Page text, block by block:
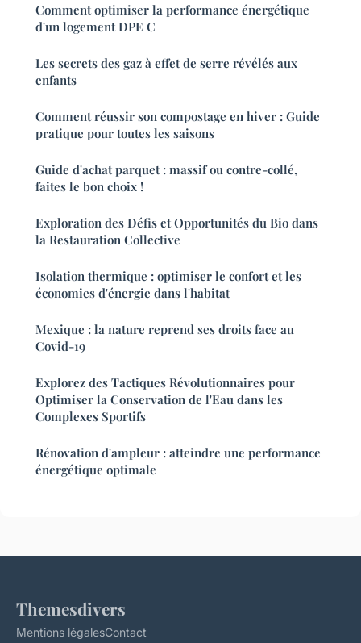
Comment optimiser la performance énergétique
d'un logement DPE C
Les secrets des gaz à effet de serre révélés aux
enfants
Comment réussir son compostage en hiver : Guide
pratique pour toutes les saisons
Guide d'achat parquet : massif ou contre-collé,
faites le bon choix !
Exploration des Défis et Opportunités du Bio dans
la Restauration Collective
Isolation thermique : optimiser le confort et les
économies d'énergie dans l'habitat
Mexique : la nature reprend ses droits face au
Covid-19
Explorez des Tactiques Révolutionnaires pour
Optimiser la Conservation de l'Eau dans les
Complexes Sportifs
Rénovation d'ampleur : atteindre une performance
énergétique optimale
Themesdivers
Mentions légalesContact